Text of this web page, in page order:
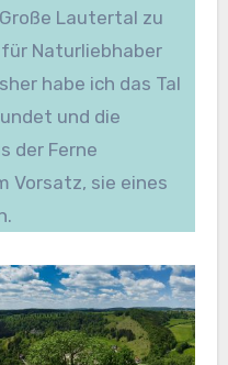
Lautertal zu
Naturliebhaber
habe ich das Tal
und die
der Ferne
Vorsatz, sie eines